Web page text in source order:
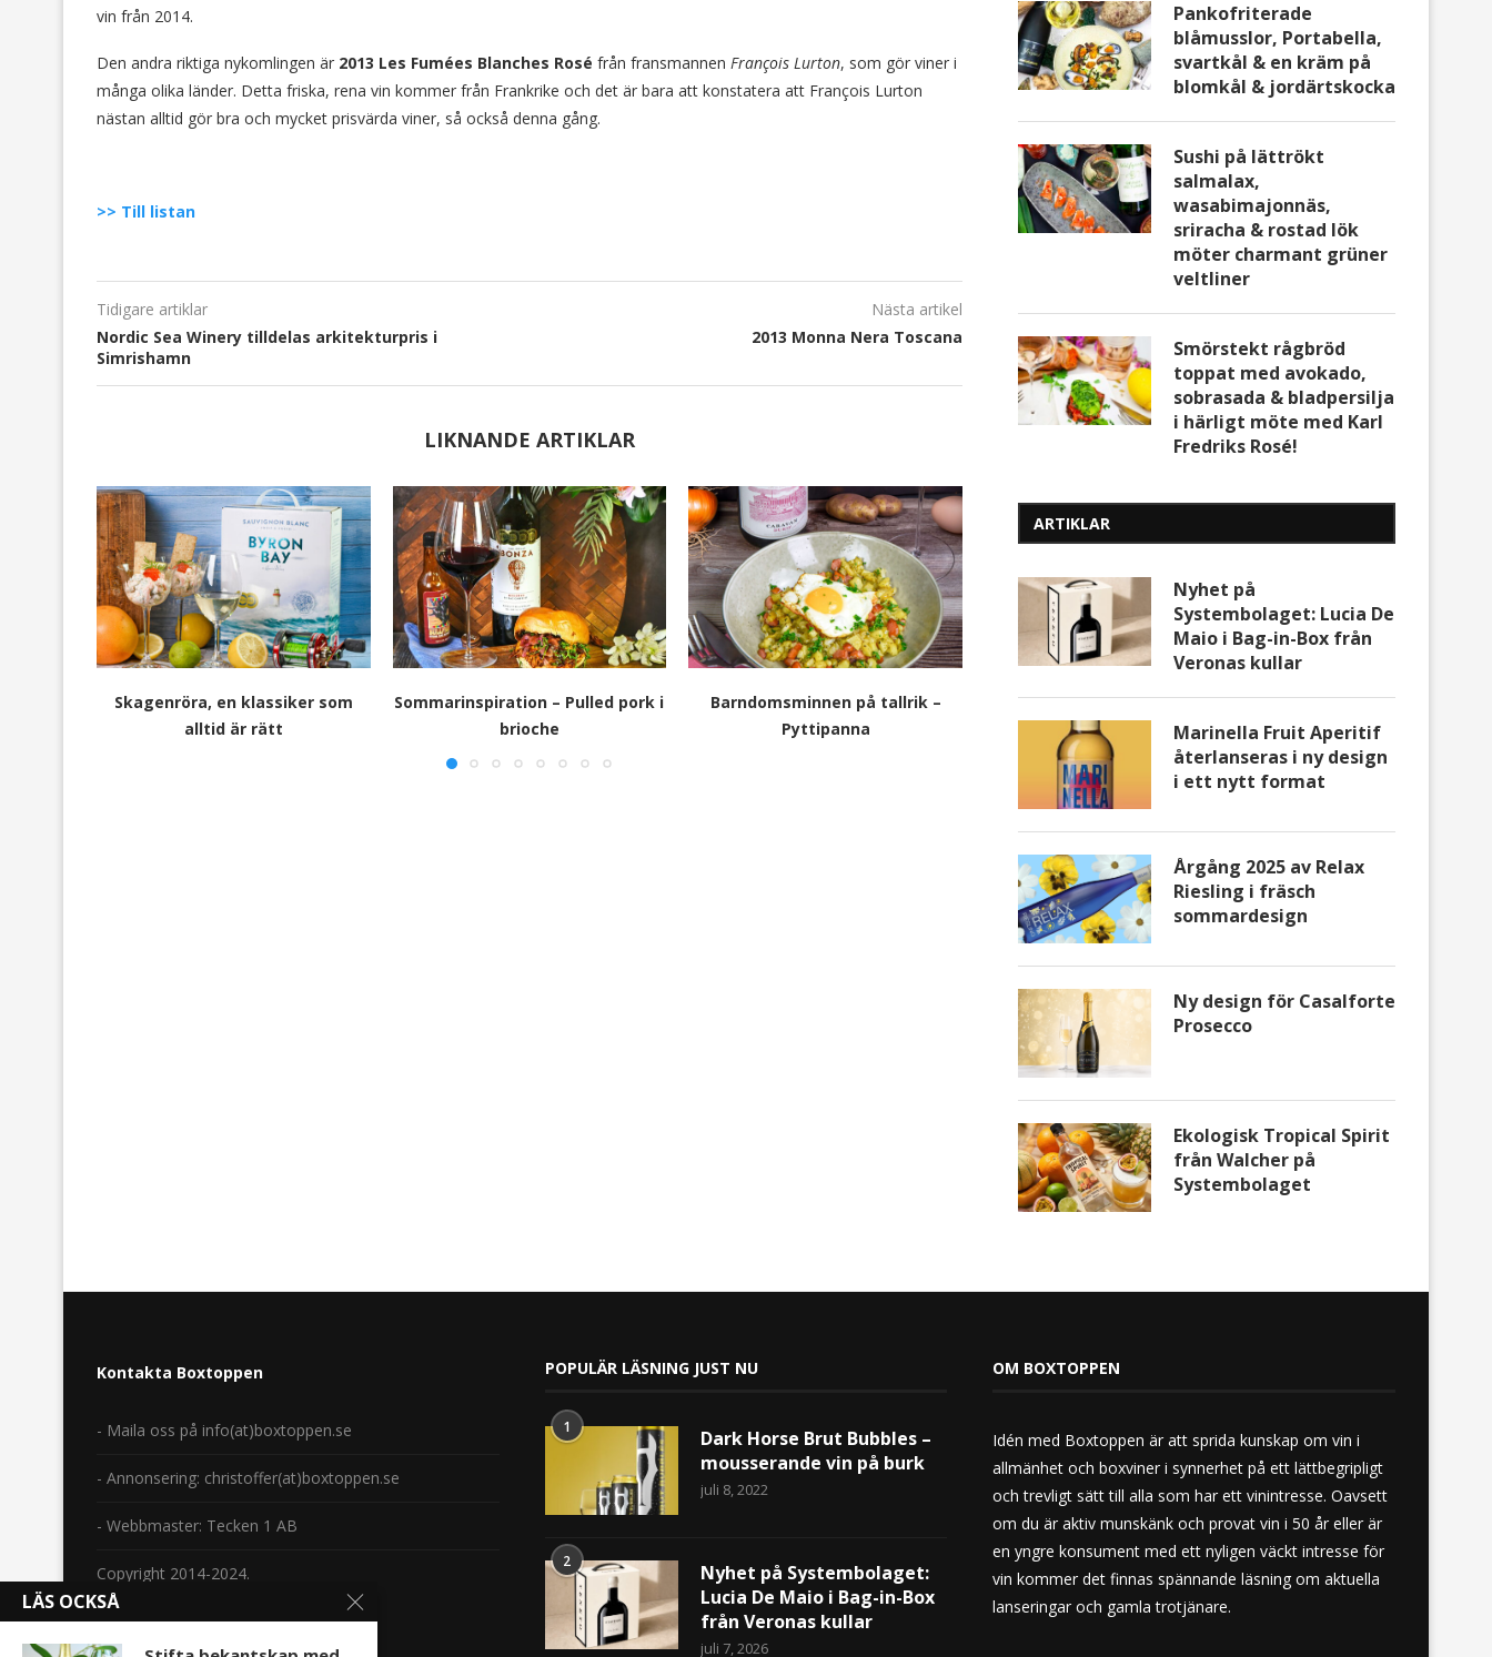
vin från 2014.
Den andra riktiga nykomlingen är 2013 Les Fumées Blanches Rosé från fransmannen François Lurton, som gör viner i
många olika länder. Detta friska, rena vin kommer från Frankrike och det är bara att konstatera att François Lurton
nästan alltid gör bra och mycket prisvärda viner, så också denna gång.
>> Till listan
Tidigare artiklar
Nordic Sea Winery tilldelas arkitekturpris i
Simrishamn
Nästa artikel
2013 Monna Nera Toscana
LIKNANDE ARTIKLAR
Skagenröra, en klassiker som
alltid är rätt
Sommarinspiration – Pulled pork i
brioche
Barndomsminnen på tallrik –
Pyttipanna
Melon, lufttorkad skinka, getost
och LXRY
The Great Bonza
2022-årgången –...
Pankofriterade
blåmusslor, Portabella,
svartkål & en kräm på
blomkål & jordärtskocka
Sushi på lättrökt
salmalax,
wasabimajonnäs,
sriracha & rostad lök
möter charmant grüner
veltliner
Smörstekt rågbröd
toppat med avokado,
sobrasada & bladpersilja
i härligt möte med Karl
Fredriks Rosé!
ARTIKLAR
Nyhet på
Systembolaget: Lucia De
Maio i Bag-in-Box från
Veronas kullar
Marinella Fruit Aperitif
återlanseras i ny design
i ett nytt format
Årgång 2025 av Relax
Riesling i fräsch
sommardesign
Ny design för Casalforte
Prosecco
Ekologisk Tropical Spirit
från Walcher på
Systembolaget
Kontakta Boxtoppen
- Maila oss på info(at)boxtoppen.se
- Annonsering: christoffer(at)boxtoppen.se
- Webbmaster: Tecken 1 AB
Copyright 2014-2024.
POPULÄR LÄSNING JUST NU
1
Dark Horse Brut Bubbles –
mousserande vin på burk
juli 8, 2022
2
Nyhet på Systembolaget:
Lucia De Maio i Bag-in-Box
från Veronas kullar
juli 7, 2026
OM BOXTOPPEN
Idén med Boxtoppen är att sprida kunskap om vin i
allmänhet och boxviner i synnerhet på ett lättbegripligt
och trevligt sätt till alla som har ett vinintresse. Oavsett
om du är aktiv munskänk och provat vin i 50 år eller är
en yngre konsument med ett nyligen väckt intresse för
vin kommer det finnas spännande läsning om aktuella
lanseringar och gamla trotjänare.
LÄS OCKSÅ